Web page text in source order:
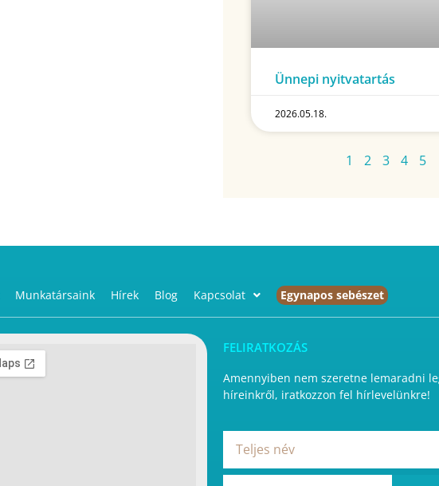
Ünnepi nyitvatartás
2026.05.18.
1 2 3 4 5
Munkatársaink Hírek Blog Kapcsolat Egynapos sebészet
FELIRATKOZÁS
Amennyiben nem szeretne lemaradni
híreinkről, iratkozzon fel hírlevelünkre!